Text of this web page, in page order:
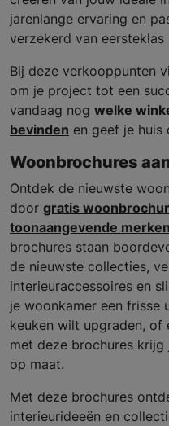
jarenlange ervaring en
verzekerd van
Bij deze verkooppunten
om je project tot een
vandaag nog welke
bevinden en geef je
Woonbrochures
Ontdek de nieuwste
door gratis
toonaangevende merken
brochures staan
de nieuwste collecties,
interieuraccessoires en
je woonkamer een frisse
keuken wilt upgraden, of
met deze brochures
op maat.
Met deze brochures
interieurideeën en